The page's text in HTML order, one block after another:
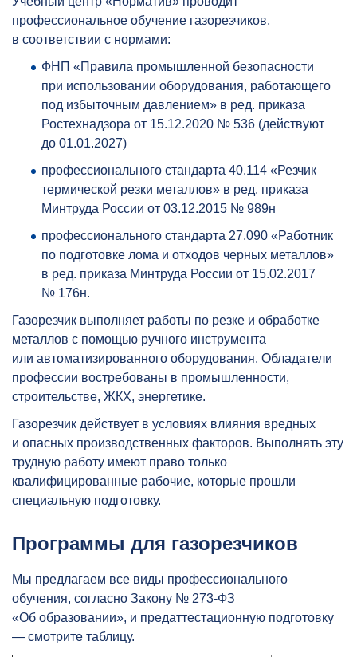
профессиональное обучение газорезчиков,
в соответствии с нормами:
ФНП «Правила промышленной безопасности
при использовании оборудования, работающего
под избыточным давлением» в ред. приказа
Ростехнадзора от 15.12.2020 № 536 (действуют
до 01.01.2027)
профессионального стандарта 40.114 «Резчик
термической резки металлов» в ред. приказа
Минтруда России от 03.12.2015 № 989н
профессионального стандарта 27.090 «Работник
по подготовке лома и отходов черных металлов»
в ред. приказа Минтруда России от 15.02.2017
№ 176н.
Газорезчик выполняет работы по резке и обработке
металлов с помощью ручного инструмента
или автоматизированного оборудования. Обладатели
профессии востребованы в промышленности,
строительстве, ЖКХ, энергетике.
Газорезчик действует в условиях влияния вредных
и опасных производственных факторов. Выполнять эту
трудную работу имеют право только
квалифицированные рабочие, которые прошли
специальную подготовку.
Программы для газорезчиков
Мы предлагаем все виды профессионального
обучения, согласно Закону № 273-ФЗ
«Об образовании», и предаттестационную подготовку
— смотрите таблицу.